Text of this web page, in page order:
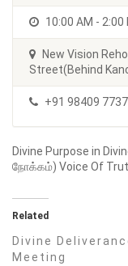
10:00 AM - 2:00
New Vision
Street(Behind
+91 98409
Divine Purpose in
நோக்கம்) Voice Of
Related
Divine
Meeting